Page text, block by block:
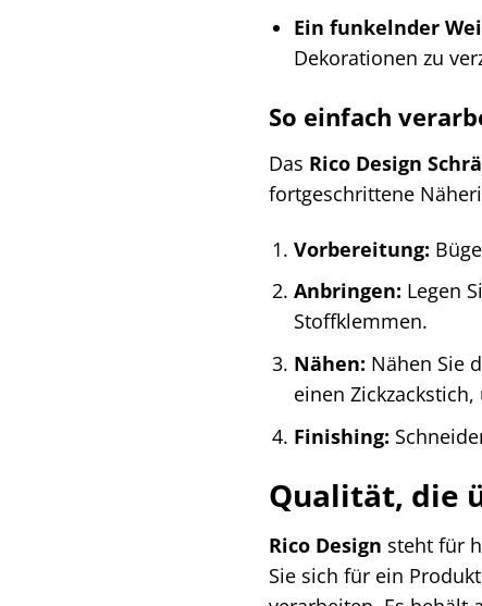
Ein funkelnder
Dekorationen zu
So einfach
Das Rico Design
fortgeschrittene
Vorbereitung:
Anbringen: Legen
Stoffklemmen.
Nähen: Nähen Sie
einen
Finishing:
Qualität, die
Rico Design steht für
Sie sich für ein